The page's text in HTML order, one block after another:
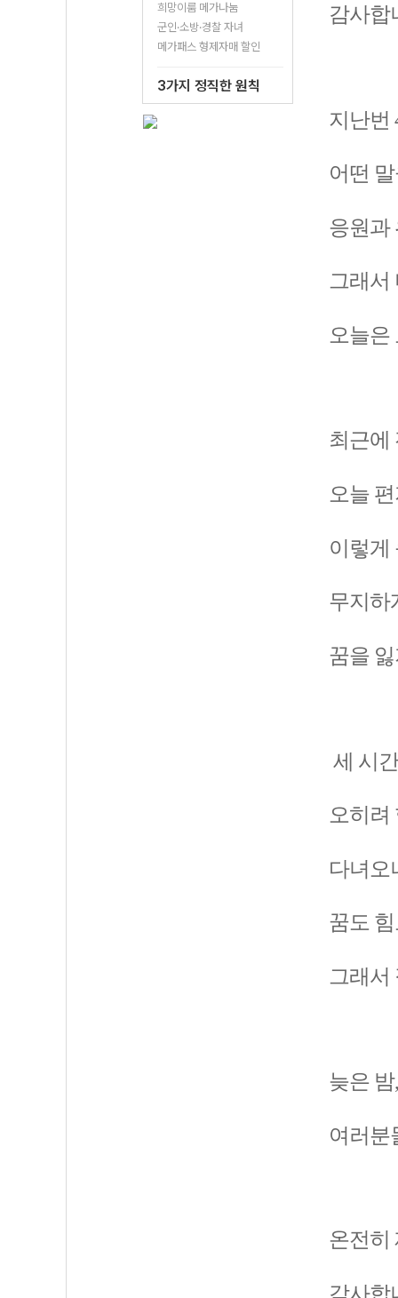
희망이룸 메가나눔
군인·소방·경찰 자녀
메가패스 형제자매 할인
3가지 정직한 원칙
감사합
지난번
어떤
응원과
그래서
오늘은
최근에
오늘
이렇게
무지하
꿈을
세 시
오히려
다녀오
꿈도
그래서
늦은
여러분
온전히
감사합